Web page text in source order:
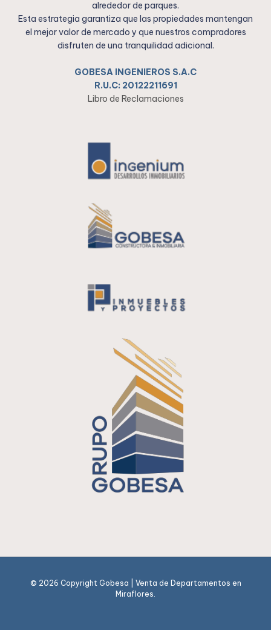
alrededor de parques.
Esta estrategia garantiza que las propiedades mantengan
el mejor valor de mercado y que nuestros compradores
disfruten de una tranquilidad adicional.
GOBESA INGENIEROS S.A.C
R.U.C: 20122211691
Libro de Reclamaciones
© 2026 Copyright Gobesa | Venta de Departamentos en
Miraflores.